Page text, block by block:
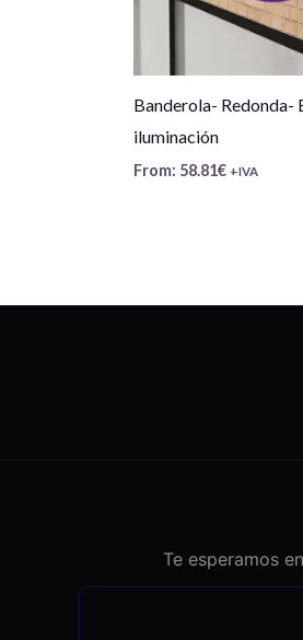
Banderola- Redonda-
iluminación
From: 58.81€ +IVA
Te esperamos